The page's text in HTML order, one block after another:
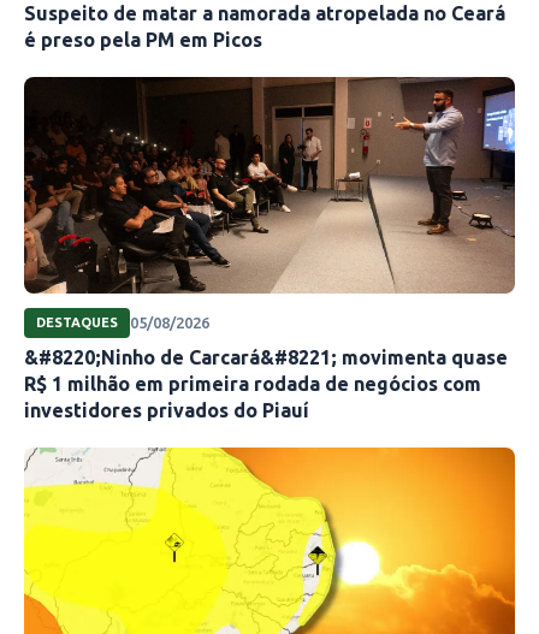
Suspeito de matar a namorada atropelada no Ceará
é preso pela PM em Picos
DESTAQUES 05/08/2026
&#8220;Ninho de Carcará&#8221; movimenta quase
R$ 1 milhão em primeira rodada de negócios com
investidores privados do Piauí